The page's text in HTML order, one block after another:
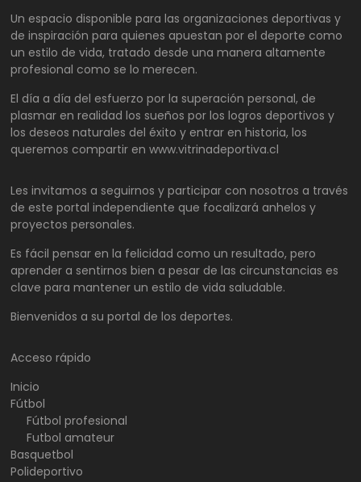
Un espacio disponible para las organizaciones deportivas y
de inspiración para quienes apuestan por el deporte como
un estilo de vida, tratado desde una manera altamente
profesional como se lo merecen.
El día a día del esfuerzo por la superación personal, de
plasmar en realidad los sueños por los logros deportivos y
los deseos naturales del éxito y entrar en historia, los
queremos compartir en www.vitrinadeportiva.cl
Les invitamos a seguirnos y participar con nosotros a través
de este portal independiente que focalizará anhelos y
proyectos personales.
Es fácil pensar en la felicidad como un resultado, pero
aprender a sentirnos bien a pesar de las circunstancias es
clave para mantener un estilo de vida saludable.
Bienvenidos a su portal de los deportes.
Acceso rápido
Inicio
Fútbol
Fútbol profesional
Futbol amateur
Basquetbol
Polideportivo